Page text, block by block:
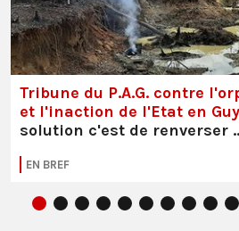
Tribune du P.A.G. contre
et l'inaction de l'Etat en
solution c'est de renverser
EN BREF